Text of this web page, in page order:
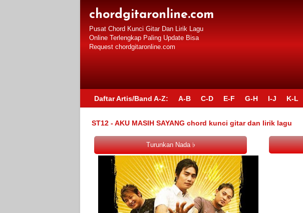
chordgitaronline.com
Pusat Chord Kunci Gitar Dan Lirik Lagu
Online Terlengkap Paling Update Bisa
Request chordgitaronline.com
Daftar Artis/Band A-Z: A-B C-D E-F G-H I-J K-L
ST12 - AKU MASIH SAYANG chord kunci gitar dan lirik lagu